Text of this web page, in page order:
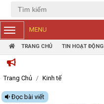
MENU
TRANG CHỦ TIN HOẠT ĐỘNG
Trang Chủ Kinh tế
Đọc bài viết